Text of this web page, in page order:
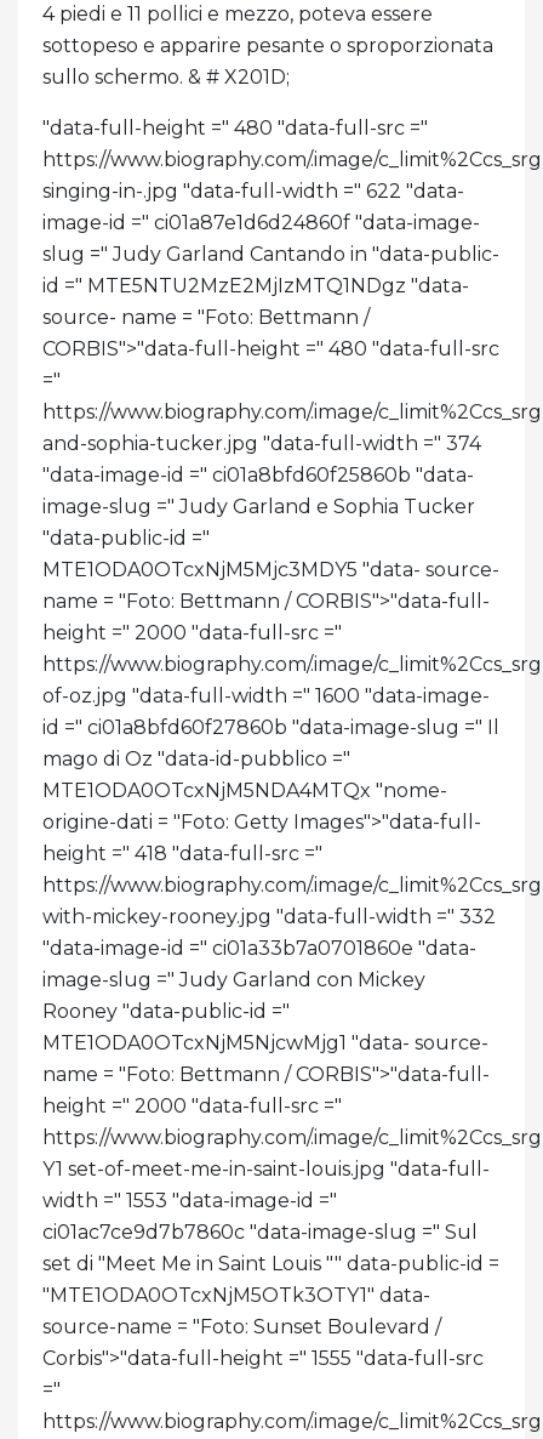
4 piedi e 11 pollici e mezzo, poteva essere
sottopeso e apparire pesante o sproporzionata
sullo schermo. & # X201D;
"data-full-height =" 480 "data-full-src ="
https://www.biography.com/.image/
singing-in-.jpg "data-full-width =" 622 "data-
image-id =" ci01a87e1d6d24860f "data-image-
slug =" Judy Garland Cantando in "data-public-
id =" MTE5NTU2MzE2MjIzMTQ1NDgz "data-
source- name = "Foto: Bettmann /
CORBIS">"data-full-height =" 480 "data-full-src
="
https://www.biography.com/.image/
and-sophia-tucker.jpg "data-full-width =" 374
"data-image-id =" ci01a8bfd60f25860b "data-
image-slug =" Judy Garland e Sophia Tucker
"data-public-id ="
MTE1ODA0OTcxNjM5Mjc3MDY5 "data- source-
name = "Foto: Bettmann / CORBIS">"data-full-
height =" 2000 "data-full-src ="
https://www.biography.com/.image/
of-oz.jpg "data-full-width =" 1600 "data-image-
id =" ci01a8bfd60f27860b "data-image-slug =" Il
mago di Oz "data-id-pubblico ="
MTE1ODA0OTcxNjM5NDA4MTQx "nome-
origine-dati = "Foto: Getty Images">"data-full-
height =" 418 "data-full-src ="
https://www.biography.com/.image/
with-mickey-rooney.jpg "data-full-width =" 332
"data-image-id =" ci01a33b7a0701860e "data-
image-slug =" Judy Garland con Mickey
Rooney "data-public-id ="
MTE1ODA0OTcxNjM5NjcwMjg1 "data- source-
name = "Foto: Bettmann / CORBIS">"data-full-
height =" 2000 "data-full-src ="
https://www.biography.com/.image/
Y1 set-of-meet-me-in-saint-louis.jpg "data-full-
width =" 1553 "data-image-id ="
ci01ac7ce9d7b7860c "data-image-slug =" Sul
set di "Meet Me in Saint Louis "" data-public-id =
"MTE1ODA0OTcxNjM5OTk3OTY1" data-
source-name = "Foto: Sunset Boulevard /
Corbis">"data-full-height =" 1555 "data-full-src
="
https://www.biography.com/.image/